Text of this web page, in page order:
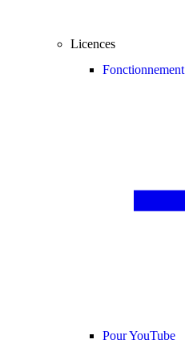
Licences
Fonctionnement
Pour YouTube